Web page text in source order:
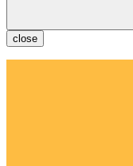
close